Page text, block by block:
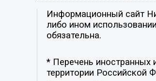
Информационный сайт
либо ином
обязательна.
* Перечень иностранных
территории Российской